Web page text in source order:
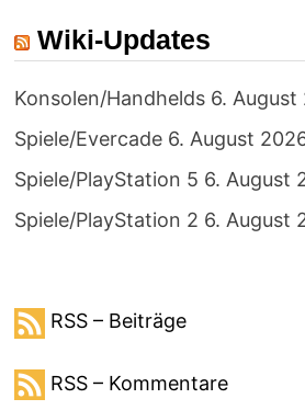
Wiki-Updates
Konsolen/Handhelds 6. August
Spiele/Evercade 6. August
Spiele/PlayStation 5 6. August
Spiele/PlayStation 2 6. August
RSS – Beiträge
RSS – Kommentare